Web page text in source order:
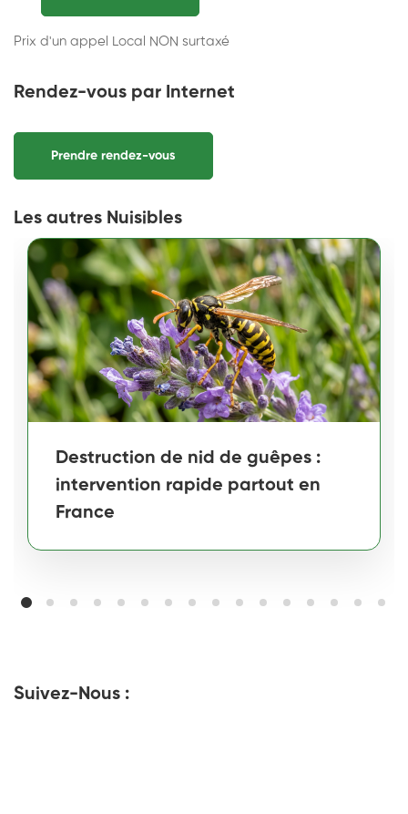
Prix d'un appel Local NON surtaxé
Rendez-vous par Internet
Prendre rendez-vous
Les autres Nuisibles
Destruction de nid de guêpes :
intervention rapide partout en
France
Suivez-Nous :